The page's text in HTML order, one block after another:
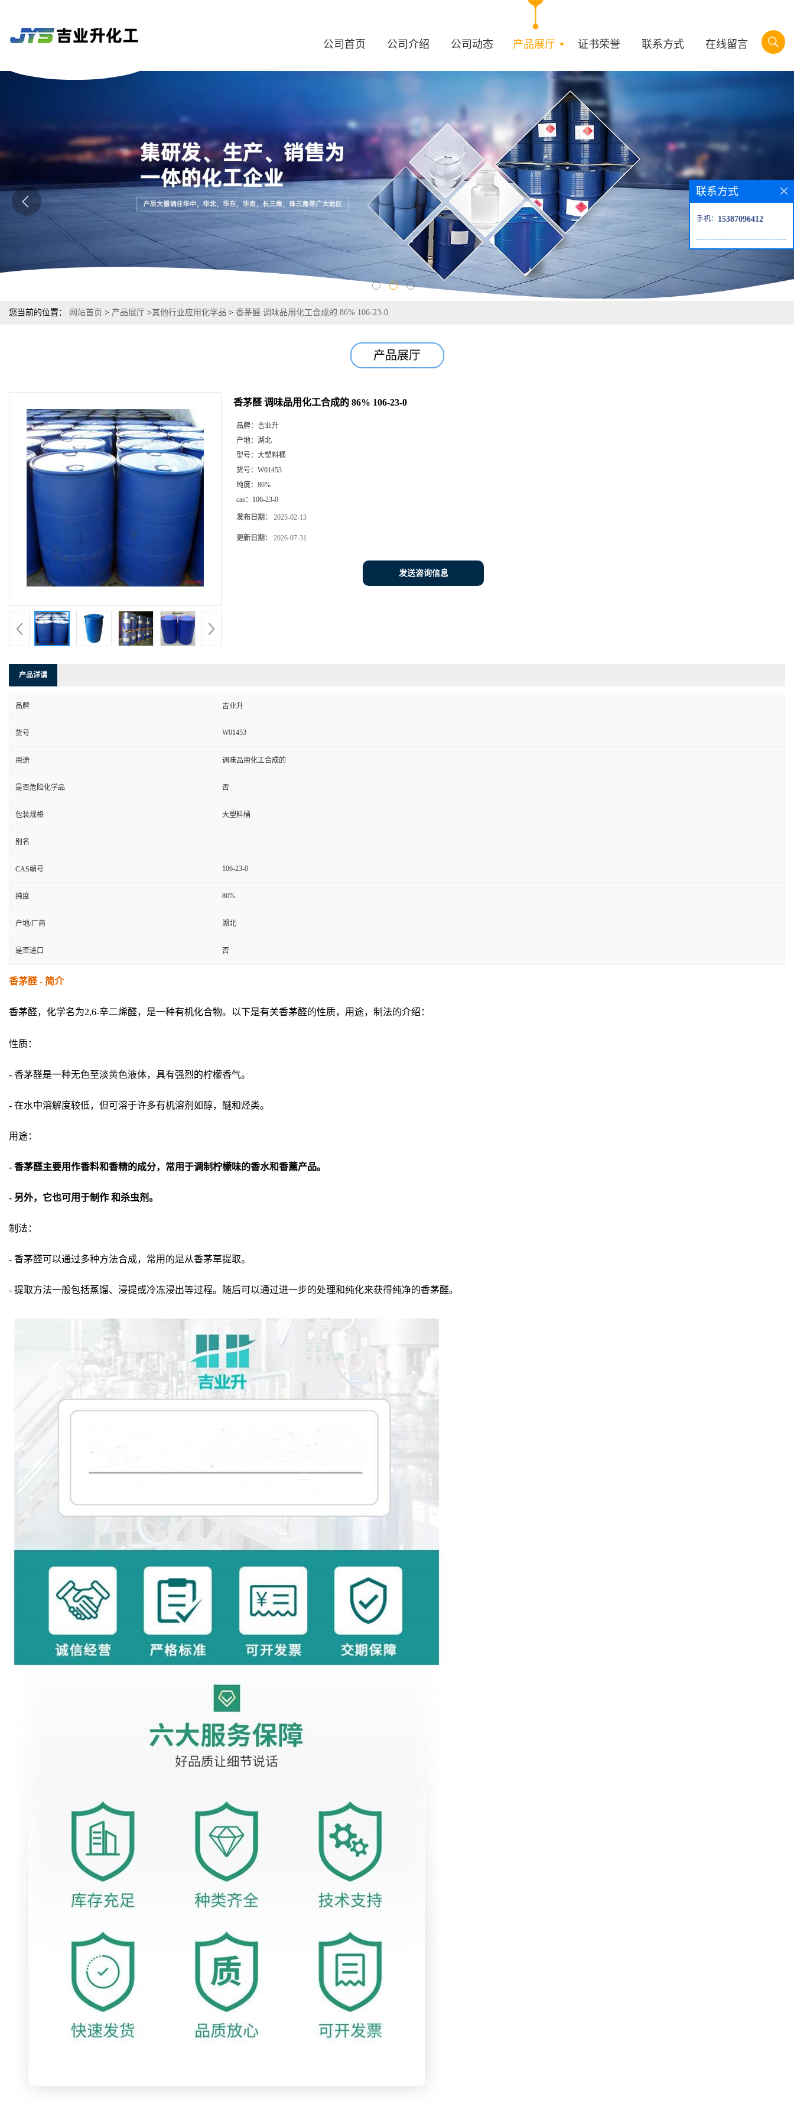
公司首页 公司介绍 公司动态 产品展厅 证书荣誉 联系方式 在线留言
您当前的位置： 网站首页 > 产品展厅 >其他行业应用化学品 > 香茅醛 调味品用化工合成的 86% 106-23-0
产品展厅
香茅醛 调味品用化工合成的 86% 106-23-0
品牌： 吉业升
产地： 湖北
型号： 大塑料桶
货号： W01453
纯度： 86%
cas： 106-23-0
发布日期： 2025-02-13
更新日期： 2026-07-31
发送咨询信息
产品详请
品牌 吉业升
货号 W01453
用途 调味品用化工合成的
是否危险化学品 否
包装规格 大塑料桶
别名
CAS编号 106-23-0
纯度 86%
产地/厂商 湖北
是否进口 否
香茅醛 - 简介
香茅醛，化学名为2,6-辛二烯醛，是一种有机化合物。以下是有关香茅醛的性质，用途，制法的介绍：
性质：
- 香茅醛是一种无色至淡黄色液体，具有强烈的柠檬香气。
- 在水中溶解度较低，但可溶于许多有机溶剂如醇，醚和烃类。
用途：
- 香茅醛主要用作香料和香精的成分，常用于调制柠檬味的香水和香薰产品。
- 另外，它也可用于制作 和杀虫剂。
制法：
- 香茅醛可以通过多种方法合成，常用的是从香茅草提取。
- 提取方法一般包括蒸馏、浸提或冷冻浸出等过程。随后可以通过进一步的处理和纯化来获得纯净的香茅醛。
联系方式
手机： 15387096412